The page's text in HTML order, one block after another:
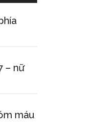
– nữ
máu